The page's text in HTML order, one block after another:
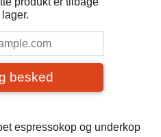
lager.
besked
espressokop og underkop